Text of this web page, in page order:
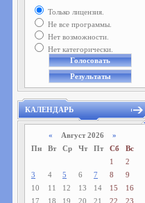
Только лицензия.
Не все программы.
Нет возможности.
Нет категорически.
КАЛЕНДАРЬ
« Август 2026 »
Пн
Вт Ср Чт Пт Сб
Вс
1
2
3
4 5 6 7 8
9
10
11 12 13 14 15
16
17
18 19 20 21 22
23